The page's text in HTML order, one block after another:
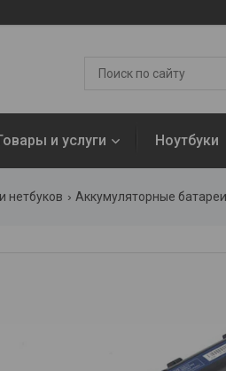
и услуги Ноутбуки
нетбуков Аккумуляторные